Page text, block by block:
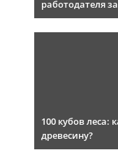
работодателя
100 кубов леса:
древесину?